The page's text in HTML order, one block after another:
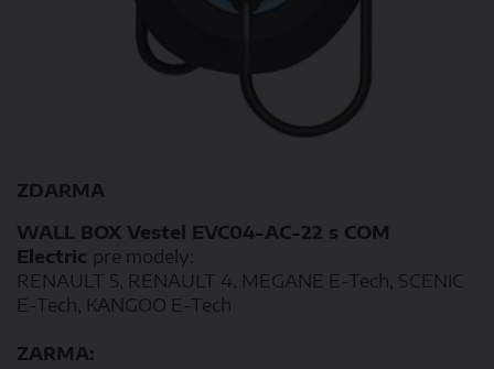
ZDARMA
WALL BOX Vestel EVC04-AC-22 s COM
Electric pre modely:
RENAULT 5, RENAULT 4, MEGANE E-Tech, SCENIC
E-Tech, KANGOO E-Tech
ZARMA: